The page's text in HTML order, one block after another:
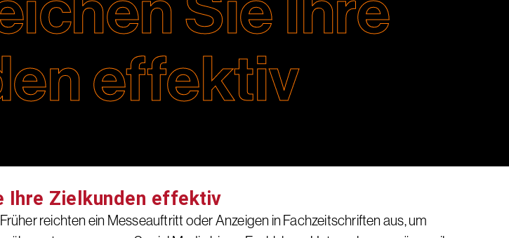
effektiv
Ihre Zielkunden effektiv
reichten ein Messeauftritt oder Anzeigen in Fachzeitschriften aus, um